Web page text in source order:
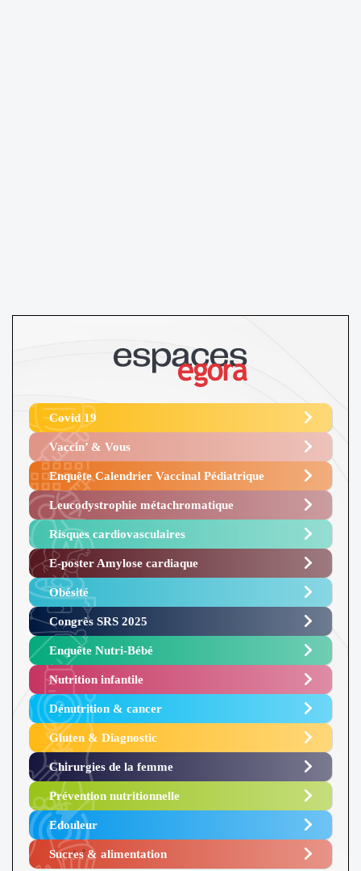
Covid 19
Vaccin’ & Vous
Enquête Calendrier Vaccinal Pédiatrique
Leucodystrophie métachromatique
Risques cardiovasculaires
E-poster Amylose cardiaque ​
Obésité ​
Congrès SRS 2025 ​
Enquête Nutri-Bébé ​
Nutrition infantile
Dénutrition & cancer
Gluten & Diagnostic
Chirurgies de la femme
Prévention nutritionnelle
Edouleur​
Sucres & alimentation​